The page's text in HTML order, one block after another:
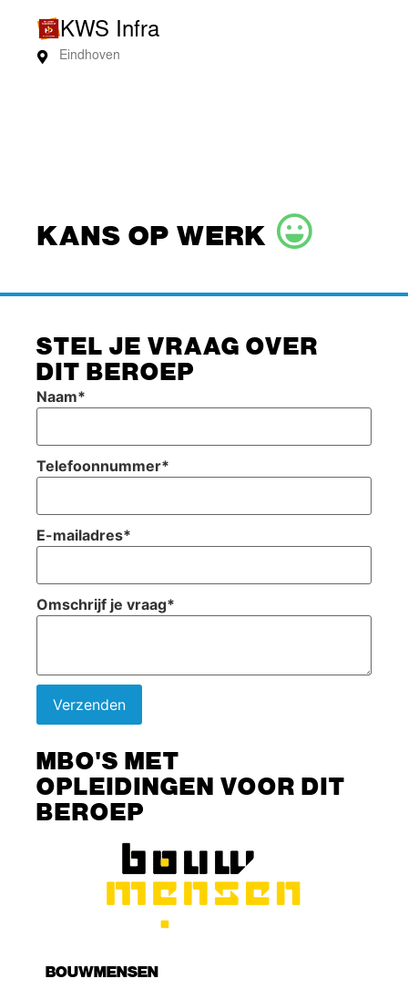
KWS Infra
Eindhoven
KANS OP WERK
STEL JE VRAAG OVER
DIT BEROEP
Naam*
Telefoonnummer*
E-mailadres*
Omschrijf je vraag*
Verzenden
MBO'S MET
OPLEIDINGEN VOOR DIT
BEROEP
BOUWMENSEN